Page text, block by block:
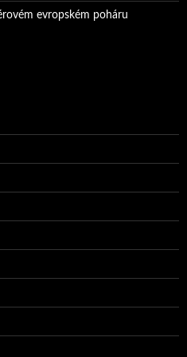
evropském poháru